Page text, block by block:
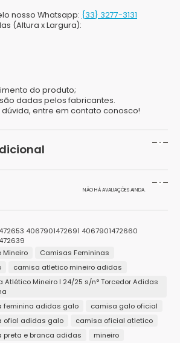
nosso Whatsapp: {33} 3277-3131
(Altura x Largura):
do produto;
dadas pelos fabricantes.
entre em contato conosco!
Branco, Preto
Adidas
Adulto
G, GG, M, P
NÃO HÁ AVALIAÇÕES AINDA.
Torcedor Adidas Feminina”
são marcados com*
de
5
estrelas
5
estrelas
estrelas
estrelas
estrelas
o produto *
4067901472691 4067901472660
Mineiro Camisas Femininas
camisa atletico mineiro adidas
Atlético Mineiro I 24/25 s/n° Torcedor Adidas
feminina adidas galo
camisa galo oficial
ofial adidas galo
camisa oficial atletico
preta e branca adidas
mineiro